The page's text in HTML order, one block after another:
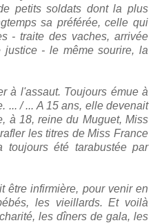
petits soldats dont la plus
sa préférée, celle qui
- traite des vaches, arrivée
justice - le même sourire, la
à l'assaut. Toujours émue à
... / ... A 15 ans, elle devenait
à 18, reine du Muguet, Miss
les titres de Miss France
été tarabustée par
être infirmière, pour venir en
les vieillards. Et voilà
les dîners de gala, les